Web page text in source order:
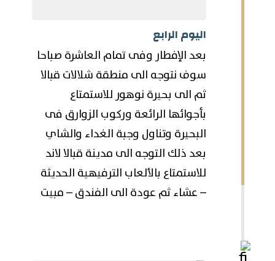
اليوم الرابع
بعد الإفطار وفى تمام العاشرة صباحا
سوف نتوجه الى منطقة شلالات قبالا
ثم الى بحيرة نوهور للاستمتاع
بأجوائها الرائعة وركوب الزوارق فى
البحيرة وتناول وجبة الغداء والشاي
بعد ذلك التوجه الى مدينة قبالا لاند
للاستمتاع بالألعاب الترفيهية الحديثة
– عشاء ثم عودة الى الفندق – مبيت